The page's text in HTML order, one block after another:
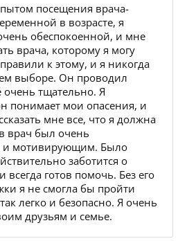
посещения врача-
в возрасте, я
обеспокоенной, и мне
врача, которому я могу
к этому, и я никогда
выборе. Он проводил
тщательно. Я
понимает мои опасения, и
мне все, что я должна
врач был очень
мотивирующим. Было
заботится о
всегда готов помочь. Без его
я не смогла бы пройти
легко и безопасно. Я очень
друзьям и семье.